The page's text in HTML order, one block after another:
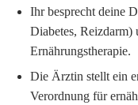
Ihr besprecht deine
Diabetes,
Ernährungstherapie.
Die Ärztin stellt ein
Verordnung für